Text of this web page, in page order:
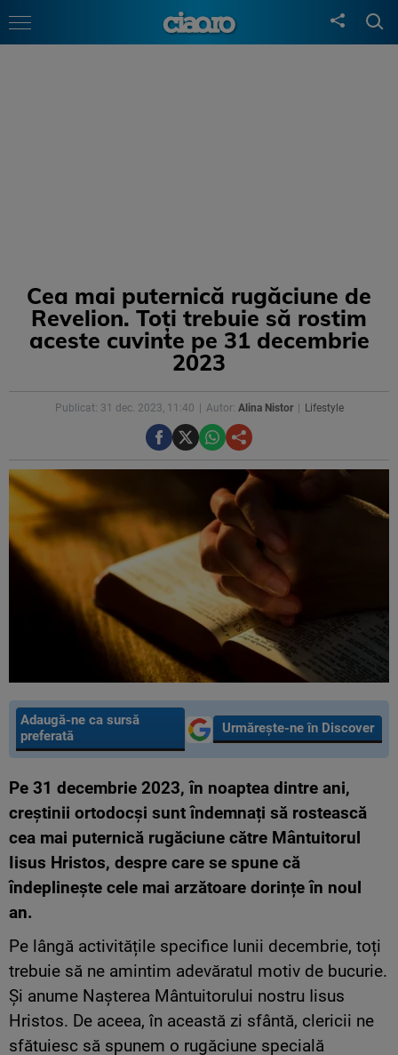
Cea mai puternică rugăciune de
Revelion. Toți trebuie să rostim
aceste cuvinte pe 31 decembrie
2023
Publicat: 31 dec. 2023, 11:40 Autor: Alina Nistor Lifestyle
Adaugă-ne ca sursă
preferată
Urmărește-ne în Discover
Pe 31 decembrie 2023, în noaptea dintre ani,
creștinii ortodocși sunt îndemnați să rostească
cea mai puternică rugăciune către Mântuitorul
Iisus Hristos, despre care se spune că
îndeplinește cele mai arzătoare dorințe în noul
an.
Pe lângă activitățile specifice lunii decembrie, toți
trebuie să ne amintim adevăratul motiv de bucurie.
Și anume Nașterea Mântuitorului nostru Iisus
Hristos. De aceea, în această zi sfântă, clericii ne
sfătuiesc să spunem o rugăciune specială